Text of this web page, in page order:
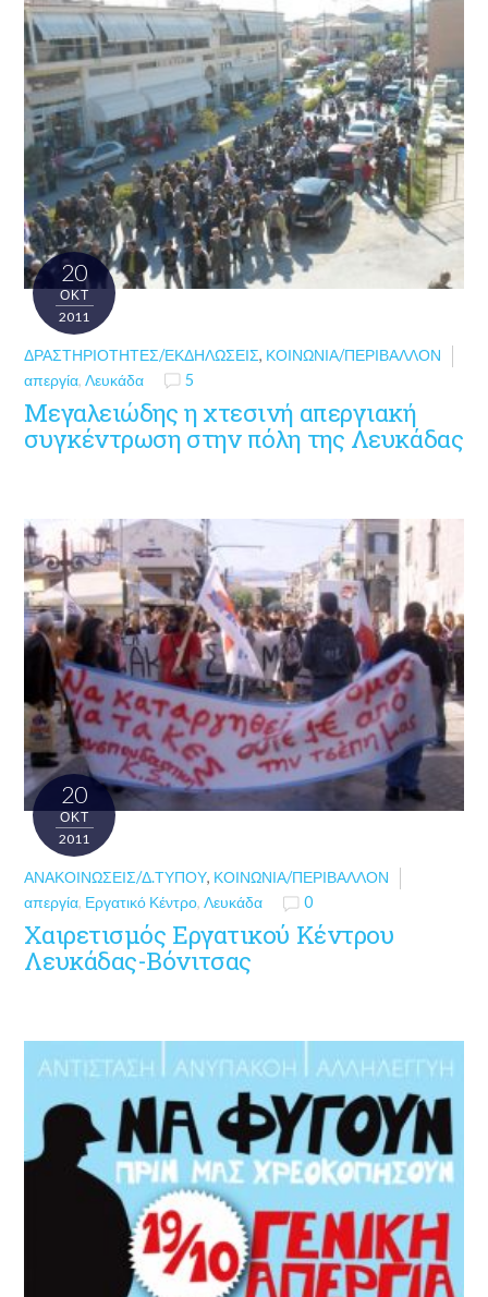
20
ΟΚΤ
2011
ΔΡΑΣΤΗΡΙΌΤΗΤΕΣ/ΕΚΔΗΛΏΣΕΙΣ, ΚΟΙΝΩΝΊΑ/ΠΕΡΙΒΆΛΛΟΝ
απεργία,Λευκάδα 5
Μεγαλειώδης η χτεσινή απεργιακή
συγκέντρωση στην πόλη της Λευκάδας
20
ΟΚΤ
2011
ΑΝΑΚΟΙΝΏΣΕΙΣ/Δ.ΤΎΠΟΥ, ΚΟΙΝΩΝΊΑ/ΠΕΡΙΒΆΛΛΟΝ
απεργία, Εργατικό Κέντρο,Λευκάδα 0
Χαιρετισμός Εργατικού Κέντρου
Λευκάδας-Βόνιτσας